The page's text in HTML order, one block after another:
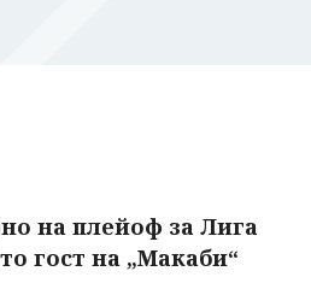
на плейоф за Лига
гост на „Макаби“